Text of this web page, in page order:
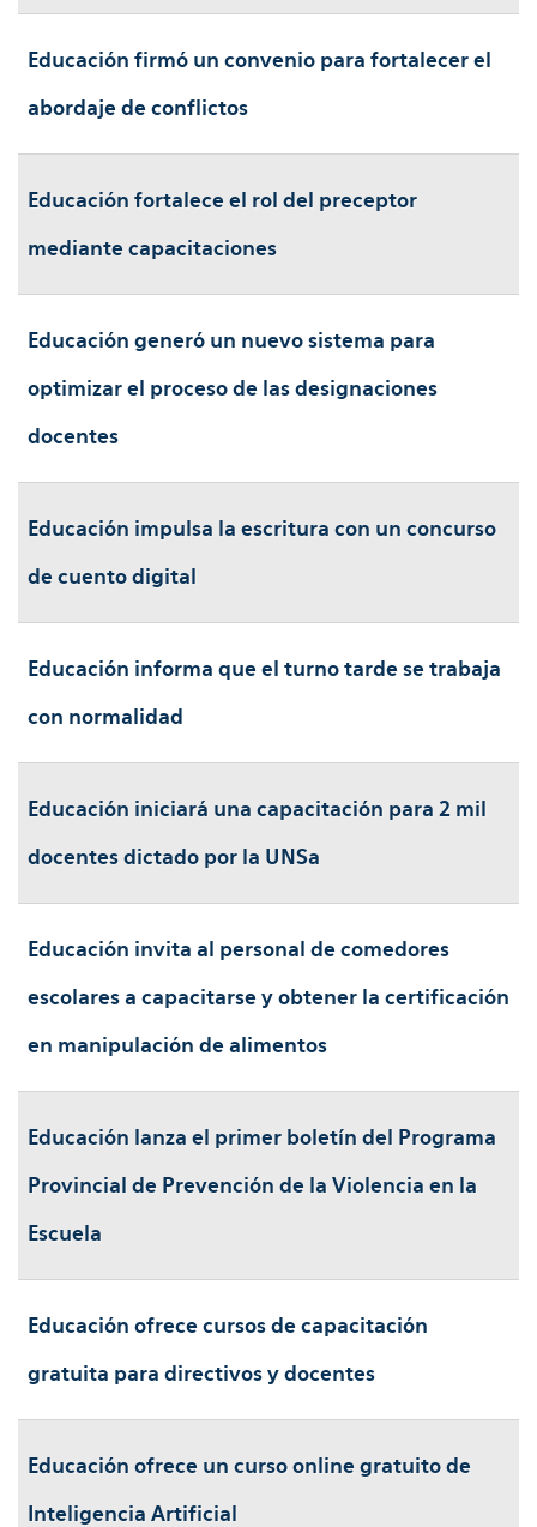
Educación firmó un convenio para fortalecer el
abordaje de conflictos
Educación fortalece el rol del preceptor
mediante capacitaciones
Educación generó un nuevo sistema para
optimizar el proceso de las designaciones
docentes
Educación impulsa la escritura con un concurso
de cuento digital
Educación informa que el turno tarde se trabaja
con normalidad
Educación iniciará una capacitación para 2 mil
docentes dictado por la UNSa
Educación invita al personal de comedores
escolares a capacitarse y obtener la certificación
en manipulación de alimentos
Educación lanza el primer boletín del Programa
Provincial de Prevención de la Violencia en la
Escuela
Educación ofrece cursos de capacitación
gratuita para directivos y docentes
Educación ofrece un curso online gratuito de
Inteligencia Artificial